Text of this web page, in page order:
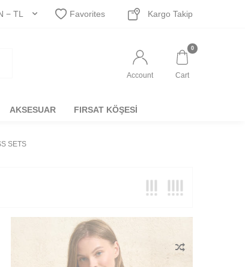
− TL Favorites Kargo Takip
Account
0
Cart
AKSESUAR FIRSAT KÖŞESİ
SETS